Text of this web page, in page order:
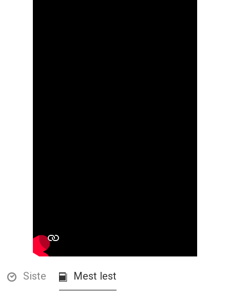
Siste Mest lest